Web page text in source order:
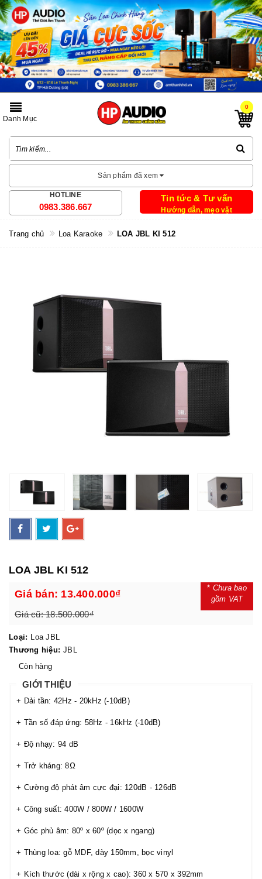
0
Danh Mục
Sản phẩm đã xem
HOTLINE
0983.386.667
Tin tức & Tư vấn
Hướng dẫn, mẹo vặt
Trang chủ Loa Karaoke LOA JBL KI 512
LOA JBL KI 512
Giá bán: 13.400.000₫
Giá cũ:18.500.000₫
* Chưa bao
gồm VAT
Loại:
Loa JBL
Thương hiệu: JBL
Còn hàng
GIỚI THIỆU
+ Dải tần: 42Hz - 20kHz (-10dB)
+ Tần số đáp ứng: 58Hz - 16kHz (-10dB)
+ Độ nhạy: 94 dB
+ Trở kháng: 8Ω
+ Cường độ phát âm cực đại: 120dB - 126dB
+ Công suất: 400W / 800W / 1600W
+ Góc phủ âm: 80º x 60º (dọc x ngang)
+ Thùng loa: gỗ MDF, dày 150mm, bọc vinyl
+ Kích thước (dài x rộng x cao): 360 x 570 x 392mm